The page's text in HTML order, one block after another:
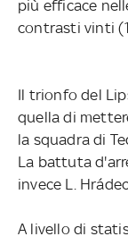
più efficace
contrasti vinti
Il trionfo del
quella di
la squadra di
La battuta
invece L.
A livello di